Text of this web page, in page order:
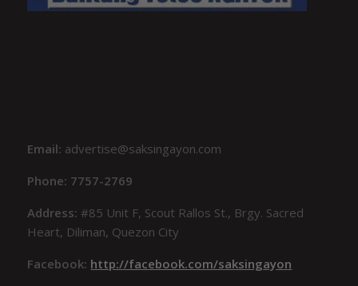
Email: advertise@saksingayon.com
Phone: 7757-2769
Address:#85 Unit F, Scout Rallos St., Brgy. Sacred
Heart, Diliman, Quezon City
Facebook: http://facebook.com/saksingayon